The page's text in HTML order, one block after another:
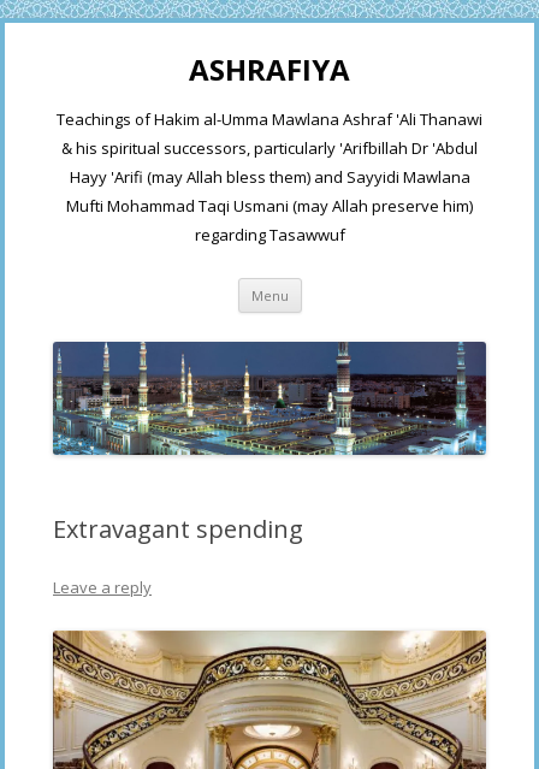
ASHRAFIYA
Teachings of Hakim al-Umma Mawlana Ashraf 'Ali Thanawi
& his spiritual successors, particularly 'Arifbillah Dr 'Abdul
Hayy 'Arifi (may Allah bless them) and Sayyidi Mawlana
Mufti Mohammad Taqi Usmani (may Allah preserve him)
regarding Tasawwuf
Menu Skip
content
Extravagant spending
Leave a reply